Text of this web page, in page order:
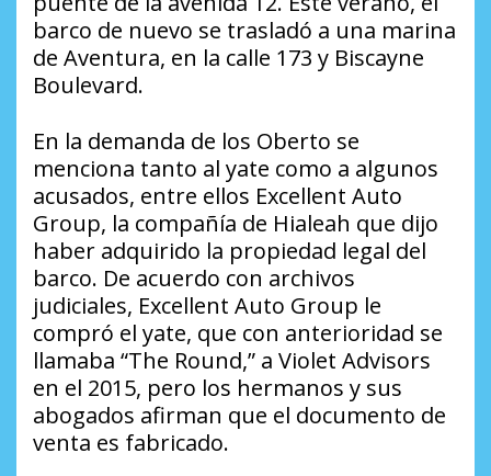
barco de nuevo se trasladó a una marina
de Aventura, en la calle 173 y Biscayne
Boulevard.
En la demanda de los Oberto se
menciona tanto al yate como a algunos
acusados, entre ellos Excellent Auto
Group, la compañía de Hialeah que dijo
haber adquirido la propiedad legal del
barco. De acuerdo con archivos
judiciales, Excellent Auto Group le
compró el yate, que con anterioridad se
llamaba “The Round,” a Violet Advisors
en el 2015, pero los hermanos y sus
abogados afirman que el documento de
venta es fabricado.